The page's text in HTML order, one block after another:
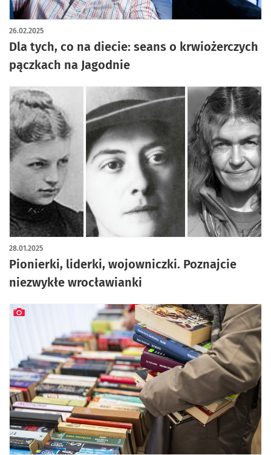
Dla tych, co na diecie: seans o krwiożerczych
pączkach na Jagodnie
26.02.2025
Pionierki, liderki, wojowniczki. Poznajcie
niezwykłe wrocławianki
28.01.2025